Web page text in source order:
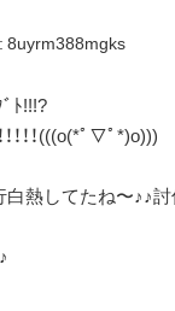
8uyrm388mgks
ﾄ!!!?
！！！(((o(*ﾟ▽ﾟ*)o)))
熱してたね〜♪♪